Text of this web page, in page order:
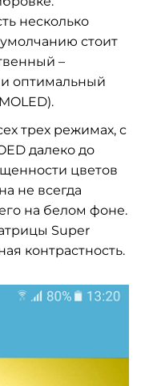
несколько
стоит
–
оптимальный
трех режимах, с
далеко до
цветов
не всегда
на белом фоне.
Super
контрастность.